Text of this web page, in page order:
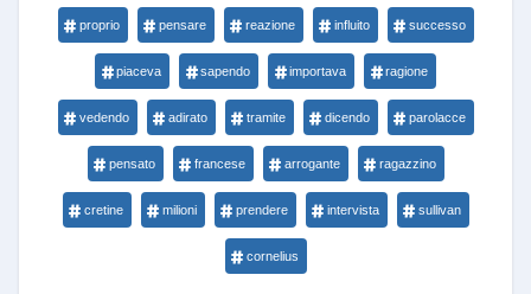
proprio pensare reazione influito successo
piaceva sapendo importava ragione
vedendo adirato tramite dicendo parolacce
pensato francese arrogante ragazzino
cretine milioni prendere intervista sullivan
cornelius